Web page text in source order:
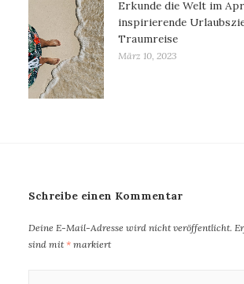
Erkunde die Welt im
inspirierende
Traumreise
März 10, 2023
Schreibe einen Kommentar
Deine E-Mail-Adresse wird nicht veröffentlicht.
sind mit* markiert